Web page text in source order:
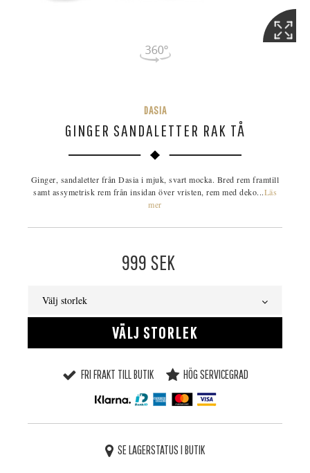
DASIA
GINGER SANDALETTER RAK TÅ
Ginger, sandaletter från Dasia i mjuk, svart mocka. Bred rem framtill
samt assymetrisk rem från insidan över vristen, rem med deko...Läs
mer
999 SEK
Välj storlek
VÄLJ STORLEK
FRI FRAKT TILL BUTIK HÖG SERVICEGRAD
SE LAGERSTATUS I BUTIK